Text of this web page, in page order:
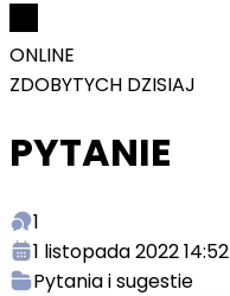
ONLINE
ZDOBYTYCH DZISIAJ
PYTANIE
1
1 listopada 2022 14:52
Pytania i sugestie